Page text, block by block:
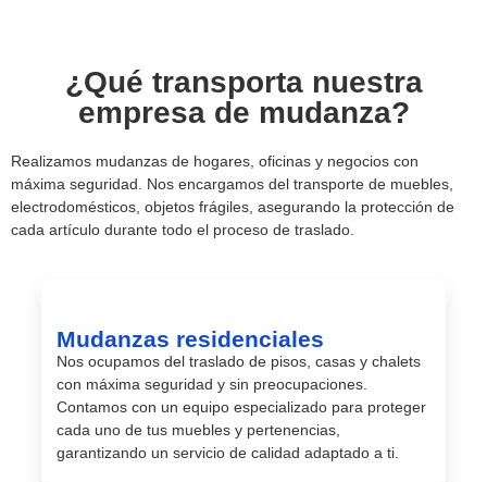
¿Qué transporta nuestra
empresa de mudanza?
Realizamos mudanzas de hogares, oficinas y negocios con
máxima seguridad. Nos encargamos del transporte de muebles,
electrodomésticos, objetos frágiles, asegurando la protección de
cada artículo durante todo el proceso de traslado.
Mudanzas residenciales
Nos ocupamos del traslado de pisos, casas y chalets
con máxima seguridad y sin preocupaciones.
Contamos con un equipo especializado para proteger
cada uno de tus muebles y pertenencias,
garantizando un servicio de calidad adaptado a ti.